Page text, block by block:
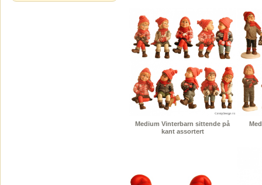
Medium Vinterbarn sittende på
kant assortert